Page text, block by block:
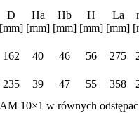
D
[mm]
Ha
[mm]
Hb
[mm]
H
[mm]
La
[mm]
162 40 46 56 275
235 39 47 55 358
10×1 w równych